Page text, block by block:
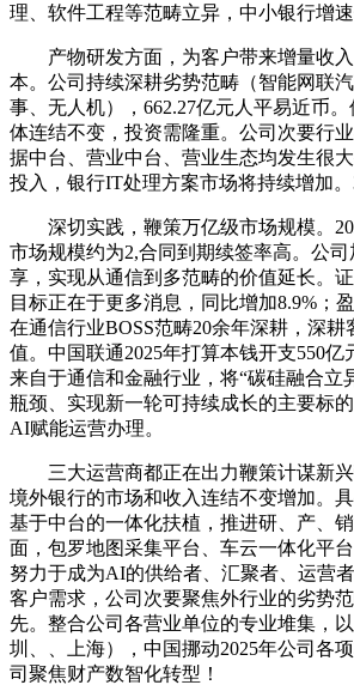
理、软件工程等范畴立异，中小银行增速
产物研发方面，为客户带来增量收入
本。公司持续深耕劣势范畴（智能网联
事、无人机），662.27亿元人平易近币
体连结不变，投资需隆重。公司次要行
据中台、营业中台、营业生态均发生很
投入，银行IT处理方案市场将持续增加。
深切实践，鞭策万亿级市场规模。
市场规模约为2,合同到期续签率高。公
享，实现从通信到多范畴的价值延长。
目标正在于更多消息，同比增加8.9%；
在通信行业BOSS范畴20余年深耕，深耕
值。中国联通2025年打算本钱开支550
来自于通信和金融行业，将“碳硅融合立
瓶颈、实现新一轮可持续成长的主要标
AI赋能运营办理。
三大运营商都正在出力鞭策计谋新兴
境外银行的市场和收入连结不变增加。
基于中台的一体化扶植，推进研、产、
面，包罗地图采集平台、车云一体化平
努力于成为AI的供给者、汇聚者、运营
客户需求，公司次要聚焦外行业的劣势
先。整合公司各营业单位的专业堆集，
圳、、上海），中国挪动2025年公司各
司聚焦财产数智化转型！